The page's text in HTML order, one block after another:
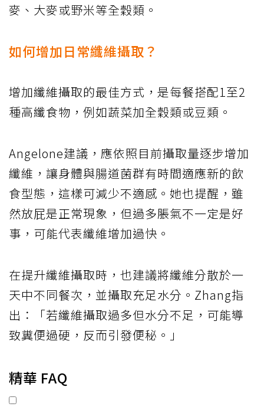
麥、大麥或野米等全穀類。
如何增加日常纖維攝取？
增加纖維攝取的最佳方式，是每餐搭配1至2
種高纖食物，例如蔬菜加全穀類或豆類。
Angelone建議，應依照目前攝取量逐步增加
纖維，讓身體與腸道菌群有時間適應新的飲
食型態，這樣可減少不適感。她也提醒，雖
然放屁是正常現象，但過多脹氣不一定是好
事，可能代表纖維增加過快。
在提升纖維攝取時，也建議將纖維分散於一
天中不同餐次，並攝取充足水分。Zhang指
出：「若纖維攝取過多但水分不足，可能導
致糞便過硬，反而引發便秘。」
精華 FAQ